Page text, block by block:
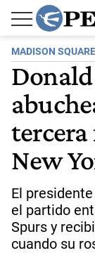
MADISON
tercera
New
El
el partido
Spurs y
cuando su